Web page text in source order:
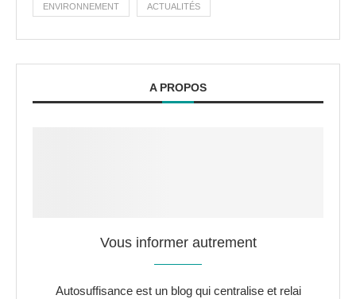
ENVIRONNEMENT ACTUALITÉS
A PROPOS
Vous informer autrement
Autosuffisance est un blog qui centralise et relai